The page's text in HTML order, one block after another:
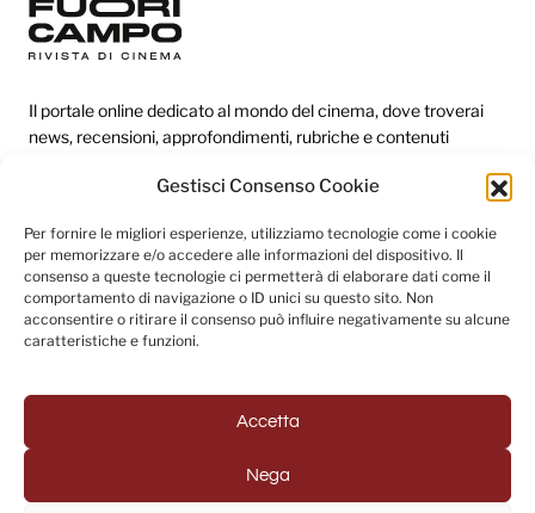
Gestisci Consenso Cookie
Per fornire le migliori esperienze, utilizziamo tecnologie come i cookie
per memorizzare e/o accedere alle informazioni del dispositivo. Il
consenso a queste tecnologie ci permetterà di elaborare dati come il
comportamento di navigazione o ID unici su questo sito. Non
acconsentire o ritirare il consenso può influire negativamente su alcune
caratteristiche e funzioni.
Accetta
Nega
Il portale online dedicato al mondo del cinema, dove troverai
news, recensioni, approfondimenti, rubriche e contenuti
Redazione
Categorie
Link utili
Seguici sui social